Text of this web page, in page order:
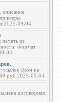
описание
2025-09-04
из
Формат
04
ссылок Озон на
руб 2025-09-04
договорная